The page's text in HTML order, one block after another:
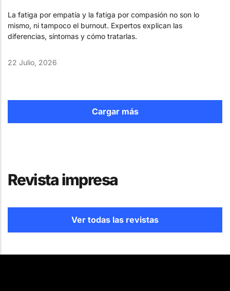
La fatiga por empatía y la fatiga por compasión no son lo
mismo, ni tampoco el burnout. Expertos explican las
diferencias, síntomas y cómo tratarlas.
22 Julio, 2026
Cargar más
Revista impresa
Ver todas las revistas